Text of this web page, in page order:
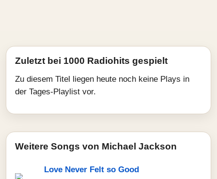
Zuletzt bei 1000 Radiohits gespielt
Zu diesem Titel liegen heute noch keine Plays in
der Tages-Playlist vor.
Weitere Songs von Michael Jackson
Love Never Felt so Good